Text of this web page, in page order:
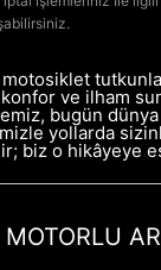
ve ilham
bugün
yollarda
biz o hikâyeye